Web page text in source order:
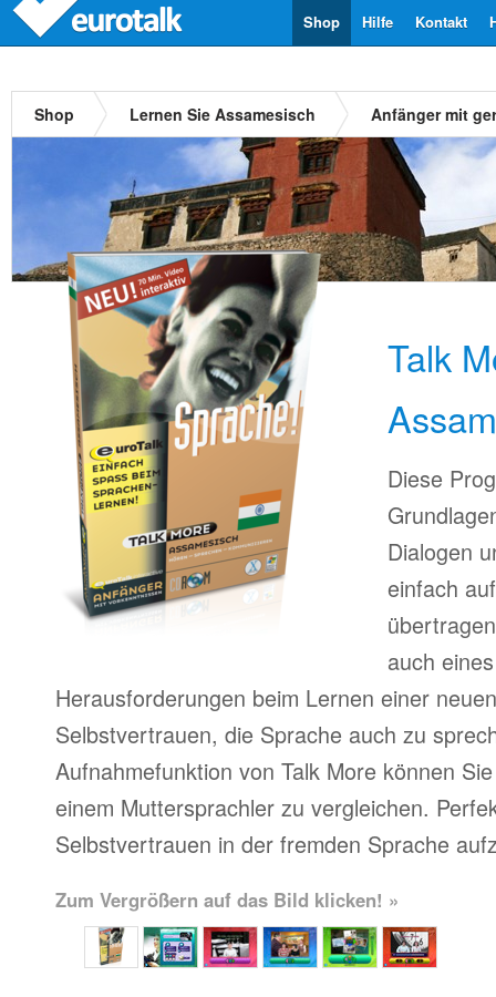
Kontakt
Hilfe
Shop
Shop Lernen Sie Assamesisch Anfänger mit
Talk
Diese
Dialogen
einfach
auch
Herausforderungen beim Lernen einer
Selbstvertrauen, die Sprache auch zu
Aufnahmefunktion von Talk More können
einem Muttersprachler zu vergleichen.
Selbstvertrauen in der fremden Sprache
Zum Vergrößern auf das Bild klicken! »